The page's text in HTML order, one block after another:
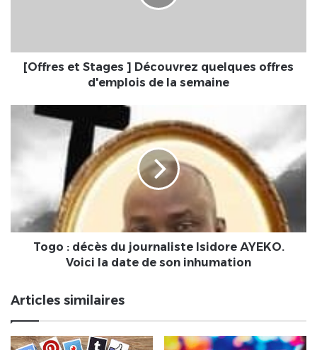
de
[Offres et Stages ] Découvrez quelques offres
d'emplois de la semaine
AYEKO.
la
Togo : décès du journaliste Isidore AYEKO.
Voici la date de son inhumation
Articles similaires